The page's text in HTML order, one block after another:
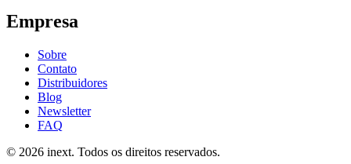
Empresa
Sobre
Contato
Distribuidores
Blog
Newsletter
FAQ
© 2026 inext. Todos os direitos reservados.